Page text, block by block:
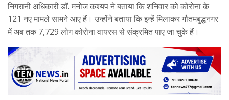
निगरानी अधिकारी डॉ. मनोज कश्यप ने बताया कि शनिवार को कोरोना के
121 नए मामले सामने आए हैं। उन्होंने बताया कि इन्हें मिलाकर गौतमबुद्धनगर
में अब तक 7,729 लोग कोरोना वायरस से संक्रमित पाए जा चुके हैं।